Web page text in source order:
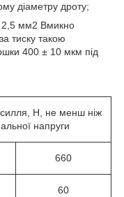
діаметру дроту;
2,5 мм2 Вмикно
тиску такою
400 ± 10 мкм під
Н, не менш ніж
напруги
660
60